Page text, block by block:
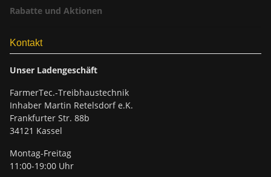
Rabatte und Aktionen
Kontakt
Unser Ladengeschäft
FarmerTec.-Treibhaustechnik
Inhaber Martin Retelsdorf e.K.
Frankfurter Str. 88b
34121 Kassel
Montag-Freitag
11:00-19:00 Uhr